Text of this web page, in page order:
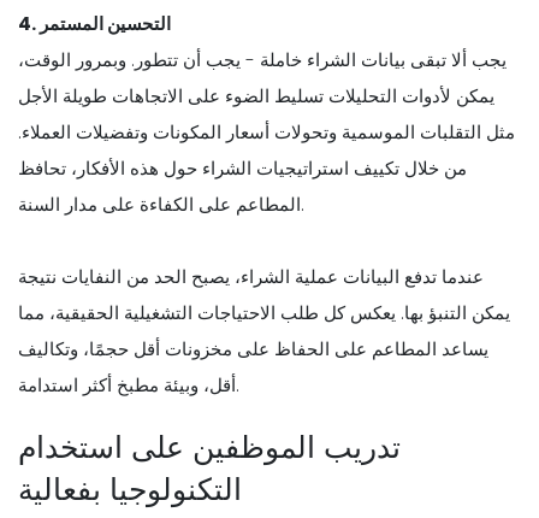
4. التحسين المستمر
يجب ألا تبقى بيانات الشراء خاملة - يجب أن تتطور. وبمرور الوقت،
يمكن لأدوات التحليلات تسليط الضوء على الاتجاهات طويلة الأجل
مثل التقلبات الموسمية وتحولات أسعار المكونات وتفضيلات العملاء.
من خلال تكييف استراتيجيات الشراء حول هذه الأفكار، تحافظ
المطاعم على الكفاءة على مدار السنة.
عندما تدفع البيانات عملية الشراء، يصبح الحد من النفايات نتيجة
يمكن التنبؤ بها. يعكس كل طلب الاحتياجات التشغيلية الحقيقية، مما
يساعد المطاعم على الحفاظ على مخزونات أقل حجمًا، وتكاليف
أقل، وبيئة مطبخ أكثر استدامة.
تدريب الموظفين على استخدام
التكنولوجيا بفعالية